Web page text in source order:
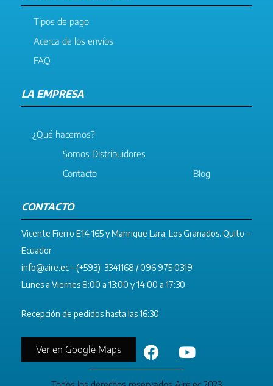
Tipos de pago
Acerca de los envíos
FAQ
LA EMPRESA
¿Qué hacemos?
Somos Distribuidores
Contacto
Blog
CONTACTO
Vicente Fierro E14 165 y Manrique Lara. Los Granados. Quito –
Ecuador
info@aire.ec– (+593) 3341168 / 096 975 0319
Lunes a Viernes 8:00 a 13:00 y 14:00 a 17:30.
Recepción de pedidos hasta las 16:30
Ver en Google Maps